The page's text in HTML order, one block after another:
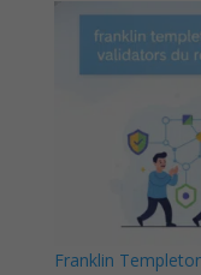
Franklin